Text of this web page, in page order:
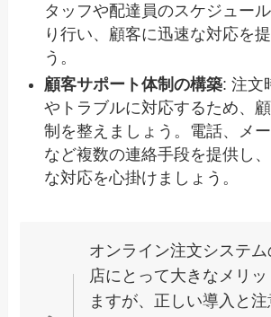
タッフや配達員のスケジュー
り行い、顧客に迅速な対応を
う。
顧客サポート体制の構築: 注文
やトラブルに対応するため、
制を整えましょう。電話、メ
など複数の連絡手段を提供し
な対応を心掛けましょう。
オンライン注文システ
店にとって大きなメリ
ますが、正しい導入と